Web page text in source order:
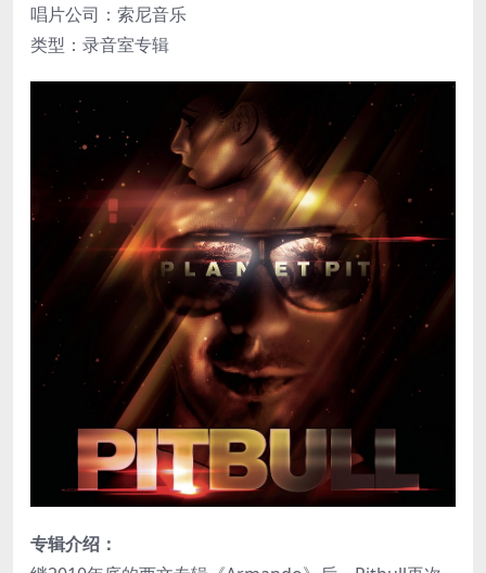
唱片公司：索尼音乐
类型：录音室专辑
专辑介绍：